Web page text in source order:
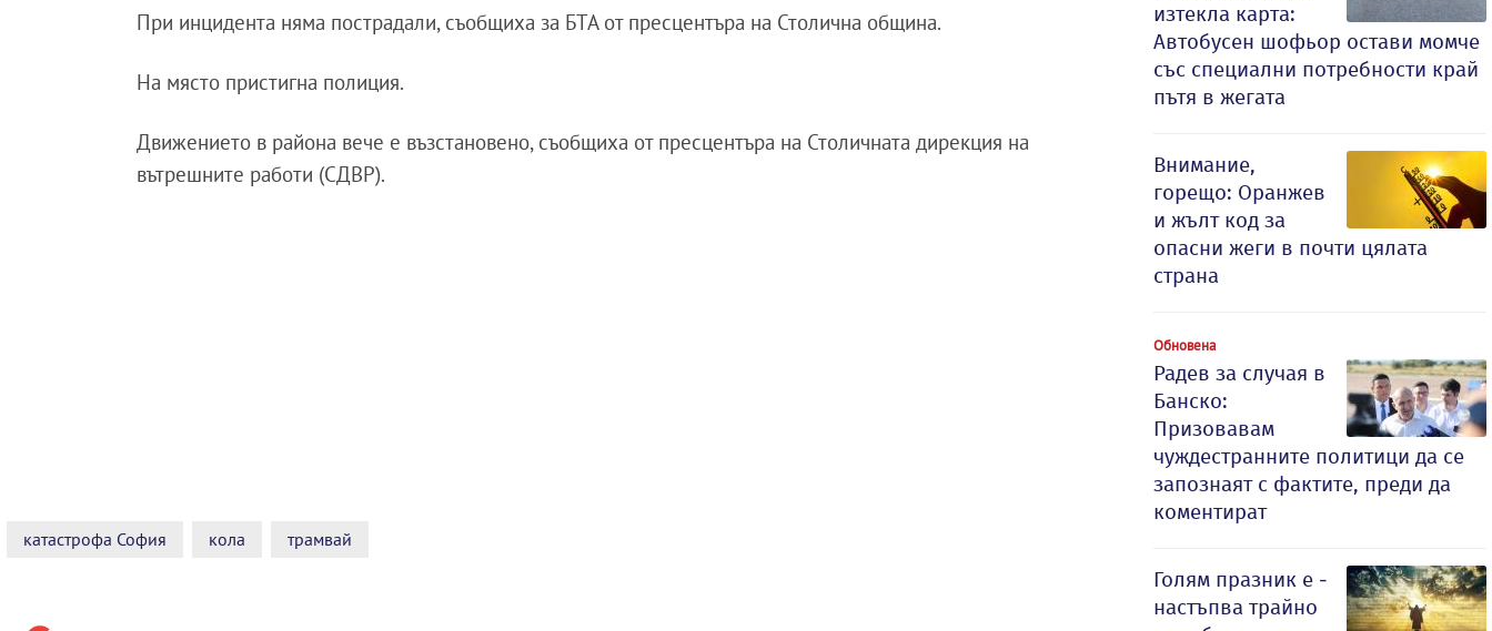
При инцидента няма пострадали, съобщиха за БТА от пресцентъра на Столична община.
На място пристигна полиция.
Движението в района вече е възстановено, съобщиха от пресцентъра на Столичната дирекция на
вътрешните работи (СДВР).
катастрофа София кола трамвай
изтекла карта:
Автобусен шофьор остави момче
със специални потребности край
пътя в жегата
Внимание,
горещо: Оранжев
и жълт код за
опасни жеги в почти цялата
страна
Обновена
Радев за случая в
Банско:
Призовавам
чуждестранните политици да се
запознаят с фактите, преди да
коментират
Голям празник е -
настъпва трайно